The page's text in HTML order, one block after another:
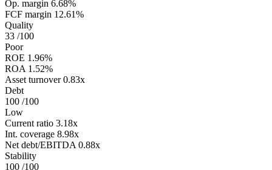
Op. margin 6.68%
FCF margin 12.61%
Quality
33 /100
Poor
ROE 1.96%
ROA 1.52%
Asset turnover 0.83x
Debt
100 /100
Low
Current ratio 3.18x
Int. coverage 8.98x
Net debt/EBITDA 0.88x
Stability
100 /100